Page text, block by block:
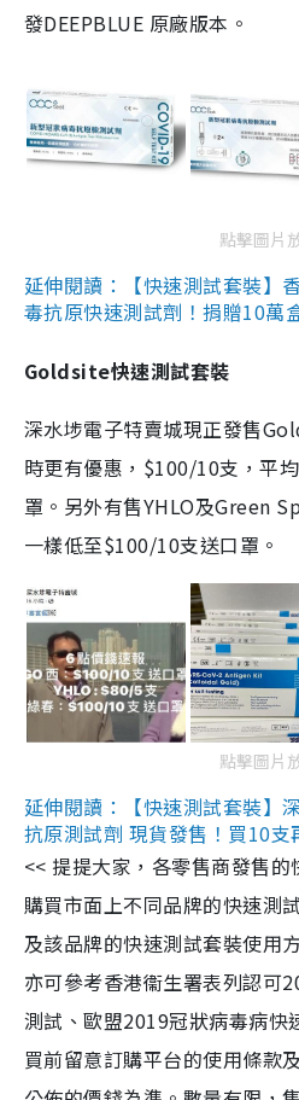
發DEEPBLUE 原廠版本。
點擊圖片
延伸閱讀：【快速測試套裝】
毒抗原快速測試劑！捐贈10萬
Goldsite快速測試套裝
深水埗電子特賣城現正發售
時更有優惠，$100/10支，平
罩。另外有售YHLO及Green
一樣低至$100/10支送口罩。
點擊圖片
延伸閱讀：【快速測試套裝】
抗原測試劑 現貨發售！買10支
<< 提提大家，各零售商發售的
購買市面上不同品牌的快速測
及該品牌的快速測試套裝使用
亦可參考香港衞生署表列認可
測試、歐盟2019冠狀病毒病快
買前留意訂購平台的使用條款